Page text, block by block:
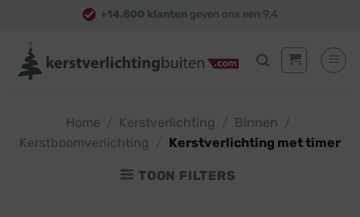
content
+14.800 klanten geven ons een 9,4
Home Kerstverlichting Binnen
Kerstboomverlichting
Kerstverlichting met timer
TOON FILTERS